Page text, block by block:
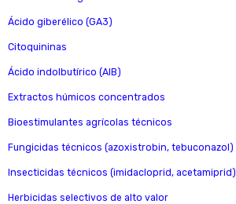
Ácido giberélico (GA3)
Citoquininas
Ácido indolbutírico (AIB)
Extractos húmicos concentrados
Bioestimulantes agrícolas técnicos
Fungicidas técnicos (azoxistrobin, tebuconazol)
Insecticidas técnicos (imidacloprid, acetamiprid)
Herbicidas selectivos de alto valor